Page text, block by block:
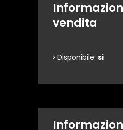
vendita
Disponibile: si